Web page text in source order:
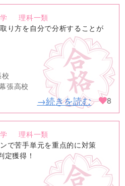
理科一類
り方を自分で分析することが
張高校
→続きを読む 8
理科一類
で苦手単元を重点的に対策
定獲得！